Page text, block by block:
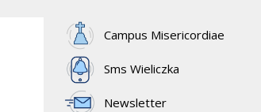
Campus Misericordiae
Sms Wieliczka
Newsletter